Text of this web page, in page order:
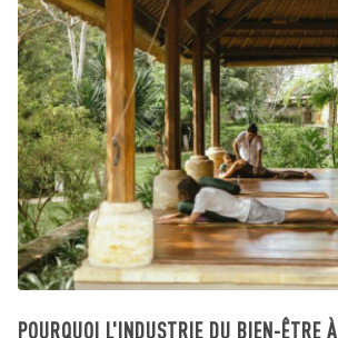
POURQUOI L'INDUSTRIE DU BIEN-ÊTRE